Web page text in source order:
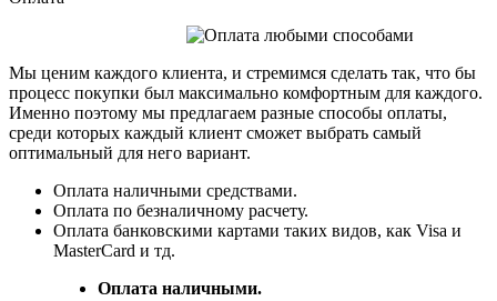
Мы ценим каждого клиента, и стремимся сделать так, что бы
процесс покупки был максимально комфортным для каждого.
Именно поэтому мы предлагаем разные способы оплаты,
среди которых каждый клиент сможет выбрать самый
оптимальный для него вариант.
Оплата наличными средствами.
Оплата по безналичному расчету.
Оплата банковскими картами таких видов, как Visa и
MasterCard и тд.
Оплата наличными.